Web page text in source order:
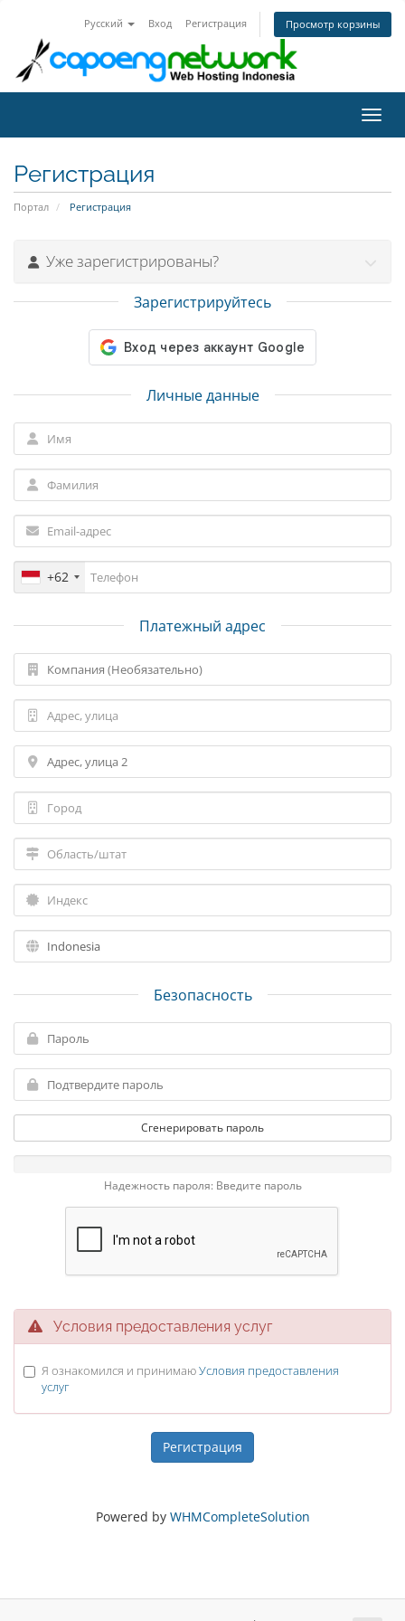
Русский Вход Регистрация Просмотр корзины
Регистрация
Портал Регистрация
Уже зарегистрированы?
Зарегистрируйтесь
Личные данные
+62
Платежный адрес
Безопасность
Сгенерировать пароль
Надежность пароля: Введите пароль
Условия предоставления услуг
Я ознакомился и принимаюУсловия предоставления
услуг
Powered by WHMCompleteSolution